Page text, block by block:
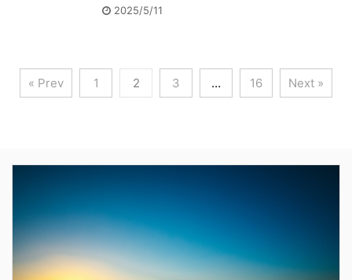
2025/5/11
« Prev 1 2 3 … 16 Next »